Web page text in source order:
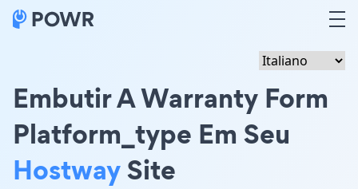
Embutir A Warranty Form
Platform_type Em Seu
HostwaySite